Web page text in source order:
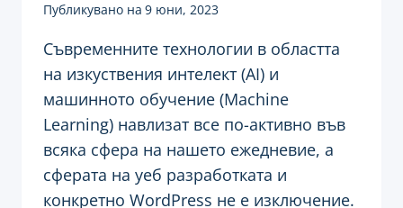
Публикувано на 9 юни, 2023
Съвременните технологии в областта
на изкуствения интелект (AI) и
машинното обучение (Machine
Learning) навлизат все по-активно във
всяка сфера на нашето ежедневие, а
сферата на уеб разработката и
конкретно WordPress не е изключение.